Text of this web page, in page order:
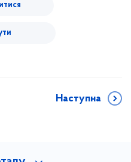
Наступна